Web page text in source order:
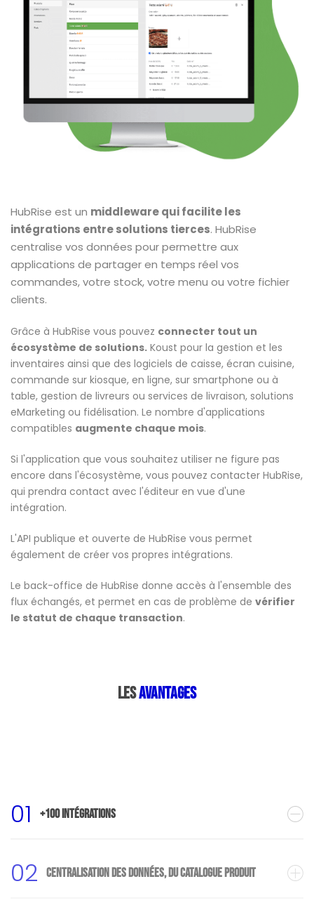
HubRise est un middleware qui facilite les
intégrations entre solutions tierces. HubRise
centralise vos données pour permettre aux
applications de partager en temps réel vos
commandes, votre stock, votre menu ou votre fichier
clients.
Grâce à HubRise vous pouvez connecter tout un
écosystème de solutions. Koust pour la gestion et les
inventaires ainsi que des logiciels de caisse, écran cuisine,
commande sur kiosque, en ligne, sur smartphone ou à
table, gestion de livreurs ou services de livraison, solutions
eMarketing ou fidélisation. Le nombre d'applications
compatibles augmente chaque mois.
Si l'application que vous souhaitez utiliser ne figure pas
encore dans l'écosystème, vous pouvez contacter HubRise,
qui prendra contact avec l'éditeur en vue d'une
intégration.
L'API publique et ouverte de HubRise vous permet
également de créer vos propres intégrations.
Le back-office de HubRise donne accès à l'ensemble des
flux échangés, et permet en cas de problème de vérifier
le statut de chaque transaction.
LESAVANTAGES
01 +100 intégrations
02 Centralisation des données, du catalogue produit